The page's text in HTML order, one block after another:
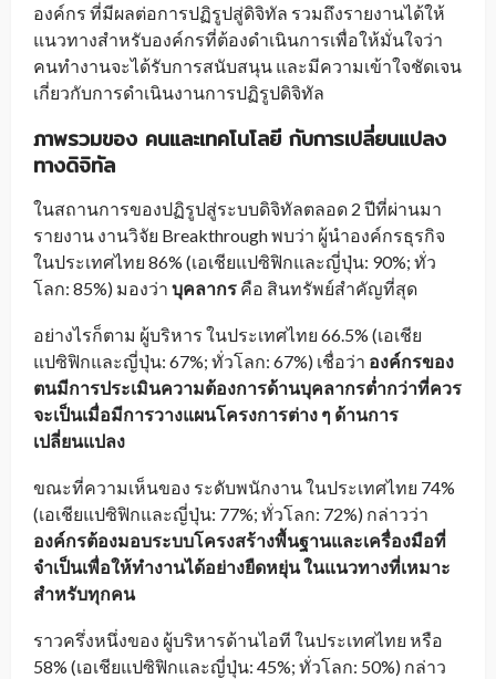
องค์กร ที่มีผลต่อการปฏิรูปสู่ดิจิทัล รวมถึงรายงานได้ให้
แนวทางสำหรับองค์กรที่ต้องดำเนินการเพื่อให้มั่นใจว่า
คนทำงานจะได้รับการสนับสนุน และมีความเข้าใจชัดเจน
เกี่ยวกับการดำเนินงานการปฏิรูปดิจิทัล
ภาพรวมของ คนและเทคโนโลยี กับการเปลี่ยนแปลง
ทางดิจิทัล
ในสถานการของปฏิรูปสู่ระบบดิจิทัลตลอด 2 ปีที่ผ่านมา
รายงาน งานวิจัย Breakthrough พบว่า ผู้นำองค์กรธุรกิจ
ในประเทศไทย 86% (เอเชียแปซิฟิกและญี่ปุ่น: 90%; ทั่ว
โลก: 85%) มองว่า บุคลากร คือ สินทรัพย์สำคัญที่สุด
อย่างไรก็ตาม ผู้บริหาร ในประเทศไทย 66.5% (เอเชีย
แปซิฟิกและญี่ปุ่น: 67%; ทั่วโลก: 67%) เชื่อว่า องค์กรของ
ตนมีการประเมินความต้องการด้านบุคลากรต่ำกว่าที่ควร
จะเป็นเมื่อมีการวางแผนโครงการต่าง ๆ ด้านการ
เปลี่ยนแปลง
ขณะที่ความเห็นของ ระดับพนักงาน ในประเทศไทย 74%
(เอเชียแปซิฟิกและญี่ปุ่น: 77%; ทั่วโลก: 72%) กล่าวว่า
องค์กรต้องมอบระบบโครงสร้างพื้นฐานและเครื่องมือที่
จำเป็นเพื่อให้ทำงานได้อย่างยืดหยุ่น ในแนวทางที่เหมาะ
สำหรับทุกคน
ราวครึ่งหนึ่งของ ผู้บริหารด้านไอที ในประเทศไทย หรือ
58% (เอเชียแปซิฟิกและญี่ปุ่น: 45%; ทั่วโลก: 50%) กล่าว